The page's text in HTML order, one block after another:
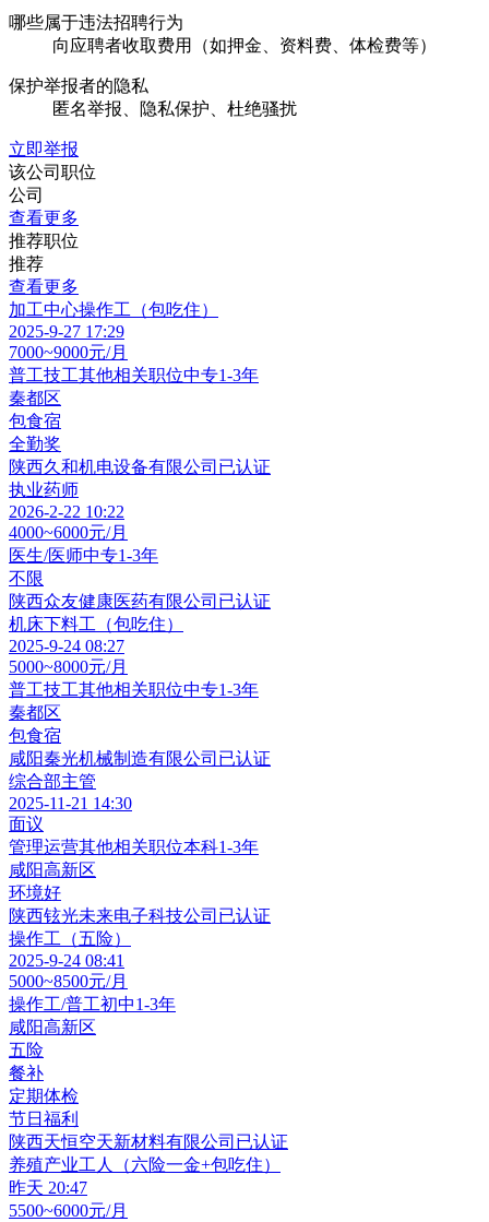
哪些属于违法招聘行为
向应聘者收取费用（如押金、资料费、体检费等）
保护举报者的隐私
匿名举报、隐私保护、杜绝骚扰
立即举报
该公司职位
公司
查看更多
推荐职位
推荐
查看更多
加工中心操作工（包吃住）
2025-9-27 17:29
7000~9000元/月
普工技工其他相关职位中专1-3年
秦都区
包食宿
全勤奖
陕西久和机电设备有限公司 已认证
执业药师
2026-2-22 10:22
4000~6000元/月
医生/医师中专1-3年
不限
陕西众友健康医药有限公司 已认证
机床下料工（包吃住）
2025-9-24 08:27
5000~8000元/月
普工技工其他相关职位中专1-3年
秦都区
包食宿
咸阳秦光机械制造有限公司 已认证
综合部主管
2025-11-21 14:30
面议
管理运营其他相关职位本科1-3年
咸阳高新区
环境好
陕西铉光未来电子科技公司 已认证
操作工（五险）
2025-9-24 08:41
5000~8500元/月
操作工/普工初中1-3年
咸阳高新区
五险
餐补
定期体检
节日福利
陕西天恒空天新材料有限公司 已认证
养殖产业工人（六险一金+包吃住）
昨天 20:47
5500~6000元/月